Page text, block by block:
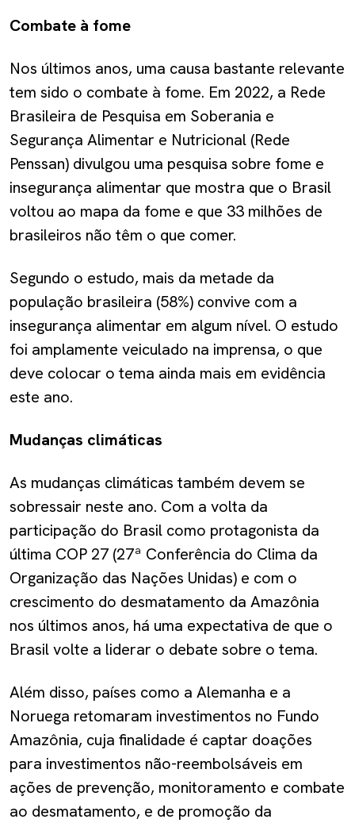
Combate à fome
Nos últimos anos, uma causa bastante relevante
tem sido o combate à fome. Em 2022, a Rede
Brasileira de Pesquisa em Soberania e
Segurança Alimentar e Nutricional (Rede
Penssan) divulgou uma pesquisa sobre fome e
insegurança alimentar que mostra que o Brasil
voltou ao mapa da fome e que 33 milhões de
brasileiros não têm o que comer.
Segundo o estudo, mais da metade da
população brasileira (58%) convive com a
insegurança alimentar em algum nível. O estudo
foi amplamente veiculado na imprensa, o que
deve colocar o tema ainda mais em evidência
este ano.
Mudanças climáticas
As mudanças climáticas também devem se
sobressair neste ano. Com a volta da
participação do Brasil como protagonista da
última COP 27 (27ª Conferência do Clima da
Organização das Nações Unidas) e com o
crescimento do desmatamento da Amazônia
nos últimos anos, há uma expectativa de que o
Brasil volte a liderar o debate sobre o tema.
Além disso, países como a Alemanha e a
Noruega retomaram investimentos no Fundo
Amazônia, cuja finalidade é captar doações
para investimentos não-reembolsáveis em
ações de prevenção, monitoramento e combate
ao desmatamento, e de promoção da